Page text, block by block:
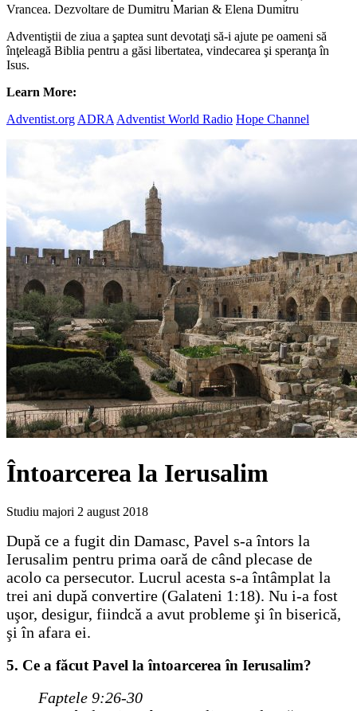
Vrancea. Dezvoltare de Dumitru Marian & Elena Dumitru
Adventiştii de ziua a şaptea sunt devotaţi să-i ajute pe oameni să
înţeleagă Biblia pentru a găsi libertatea, vindecarea şi speranţa în
Isus.
Learn More:
Adventist.org ADRA Adventist World Radio Hope Channel
Întoarcerea la Ierusalim
Studiu majori 2 august 2018
După ce a fugit din Damasc, Pavel s-a întors la
Ierusalim pentru prima oară de când plecase de
acolo ca persecutor. Lucrul acesta s-a întâmplat la
trei ani după convertire (Galateni 1:18). Nu i-a fost
uşor, desigur, fiindcă a avut probleme şi în biserică,
şi în afara ei.
5. Ce a făcut Pavel la întoarcerea în Ierusalim?
Faptele 9:26-30